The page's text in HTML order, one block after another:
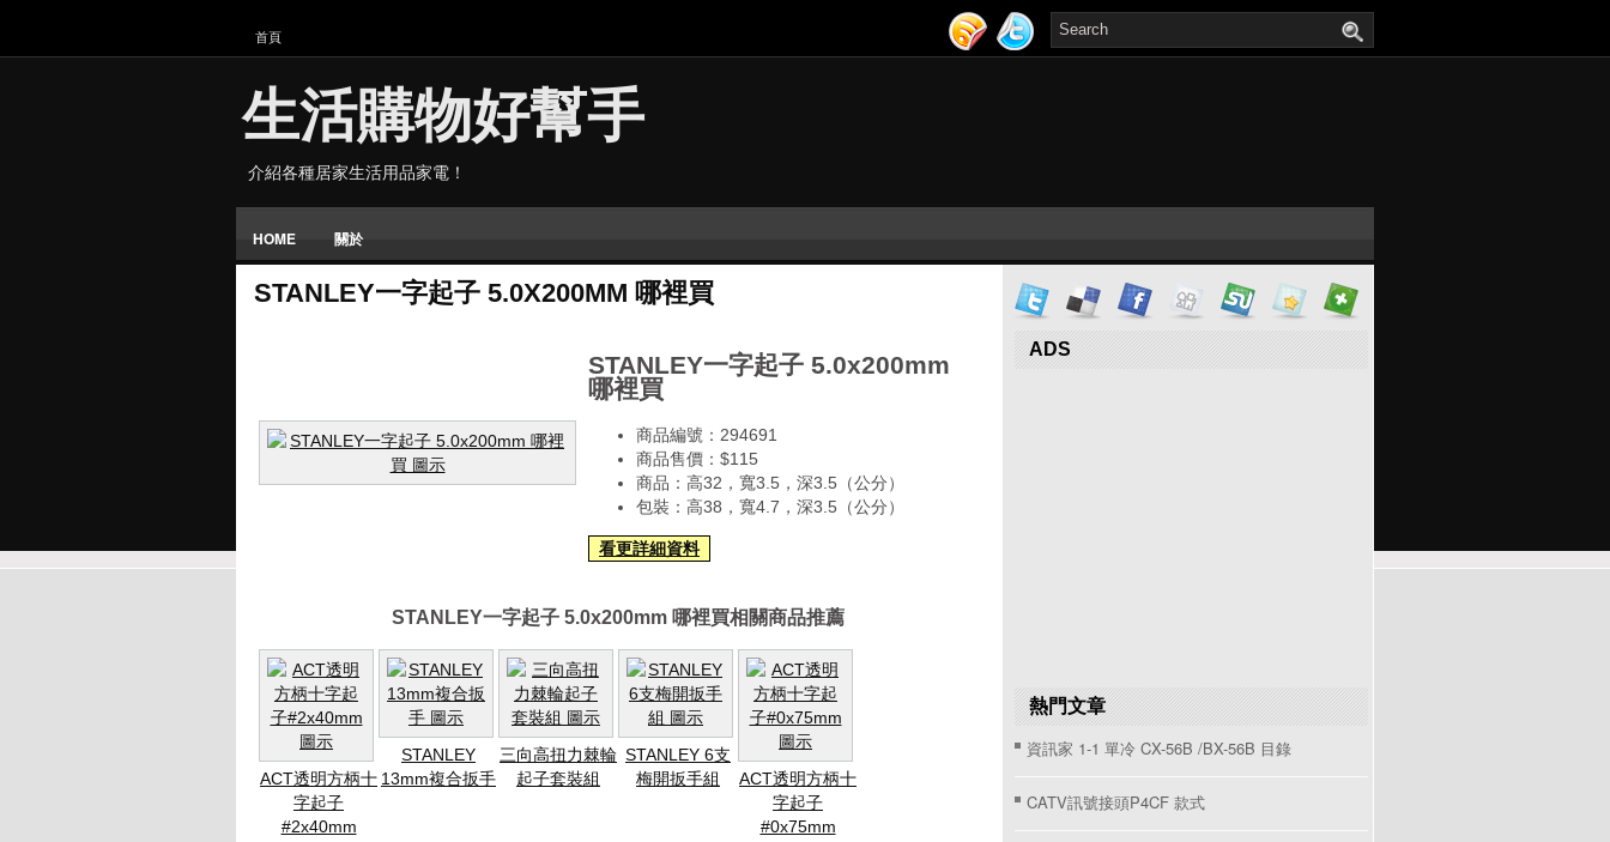
首頁
生活購物好幫手
介紹各種居家生活用品家電！
HOME 關於
STANLEY一字起子 5.0X200MM 哪裡買
STANLEY一字起子 5.0x200mm
哪裡買
商品編號：294691
商品售價：$115
商品：高32，寬3.5，深3.5（公分）
包裝：高38，寬4.7，深3.5（公分）
看更詳細資料
STANLEY一字起子 5.0x200mm 哪裡買相關商品推薦
ACT透明方柄十
字起子
#2x40mm
STANLEY
13mm複合扳手
三向高扭力棘輪
起子套裝組
STANLEY 6支
梅開扳手組
ACT透明方柄十
字起子
#0x75mm
ADS
熱門文章
資訊家 1-1 單冷 CX-56B /BX-56B 目錄
CATV訊號接頭P4CF 款式